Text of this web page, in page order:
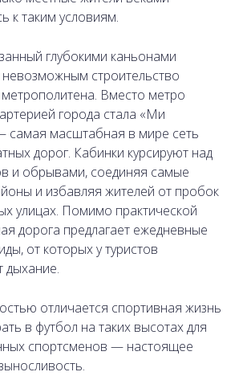
к таким условиям.
глубокими каньонами
строительство
метрополитена. Вместо метро
города стала «Ми
самая масштабная в мире сеть
дорог. Кабинки курсируют над
и обрывами, соединяя самые
и избавляя жителей от пробок
улицах. Помимо практической
дорога предлагает ежедневные
от которых у туристов
дыхание.
отличается спортивная жизнь
в футбол на таких высотах для
спортсменов — настоящее